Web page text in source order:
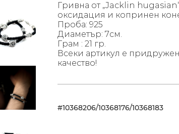
Гривна от „Jacklin
оксидация и копринен
Проба: 925
Диаметър: 7см.
Грам : 21 гр.
Всеки артикул е
качество!
#10368206/10368176/10368183